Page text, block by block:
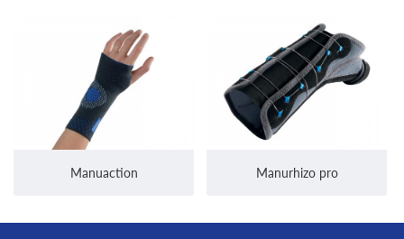
Manuaction Manurhizo pro